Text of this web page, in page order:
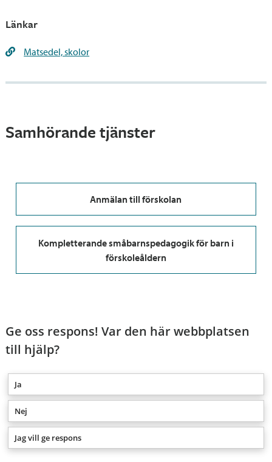
Länkar
Matsedel, skolor
Samhörande tjänster
Anmälan till förskolan
Kompletterande småbarnspedagogik för barn i
förskoleåldern
Ge oss respons! Var den här webbplatsen
till hjälp?
Ja
Nej
Jag vill ge respons